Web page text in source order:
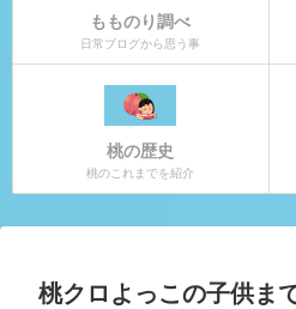
もものり調べ
日常ブログから思う事
桃の歴史
桃のこれまでを紹介
桃クロよっこの子供ま